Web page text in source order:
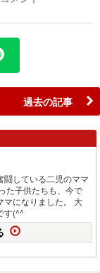
過去の記事
闘している二児のママ
た子供たちも、今で
マになりました。 大
(^^ゞ